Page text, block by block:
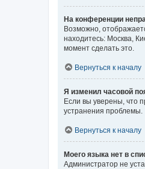
На конференции
Возможно,
находитесь: Москва,
момент сделать это.
Вернуться к началу
Я изменил часовой
Если вы уверены, что
устранения проблемы.
Вернуться к началу
Моего языка нет в
Администратор не